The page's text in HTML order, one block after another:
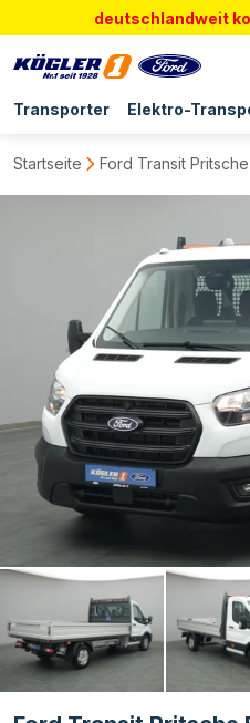
deutschlandweit
Transporter Elektro-
Startseite Ford Transit Pritsche